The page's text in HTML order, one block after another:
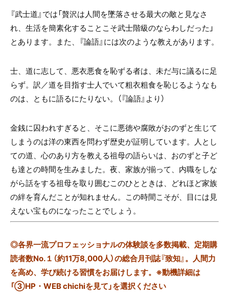
『武士道』では「贅沢は人間を墜落させる最大の敵と見なさ
れ、生活を簡素化することこそ武士階級のならわしだった」
とあります。また、『論語』には次のような教えがあります。
士、道に志して、悪衣悪食を恥ずる者は、未だ与に議るに足
らず。訳／道を目指す士人でいて粗衣粗食を恥じるようなも
のは、ともに語るにたりない。（『論語』より）
金銭に囚われすぎると、そこに悪徳や腐敗がおのずと生じて
しまうのは洋の東西を問わず歴史が証明しています。人とし
ての道、心のあり方を教える祖母の語らいは、おのずと子ど
も達との時間を生みました。夜、家族が揃って、内職をしな
がら話をする祖母を取り囲むこのひとときは、どれほど家族
の絆を育んだことが知れません。この時間こそが、目には見
えない宝ものになったことでしょう。
◎各界一流プロフェッショナルの体験談を多数掲載、定期購
読者数No.１（約11万8,000人）の総合月刊誌『致知』。人間力
を高め、学び続ける習慣をお届けします。※動機詳細は
「③HP・WEB chichiを見て」を選択ください